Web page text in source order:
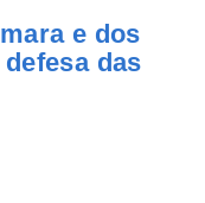
e dos
das